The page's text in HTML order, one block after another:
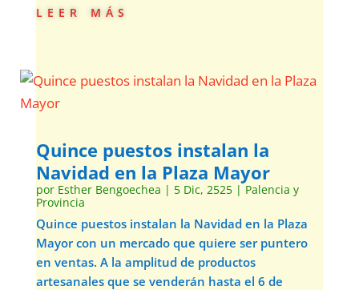
leer más
Quince puestos instalan la
Navidad en la Plaza Mayor
por Esther Bengoechea | 5 Dic, 2525| Palencia y
Provincia
Quince puestos instalan la Navidad en la Plaza
Mayor con un mercado que quiere ser puntero
en ventas. A la amplitud de productos
artesanales que se venderán hasta el 6 de